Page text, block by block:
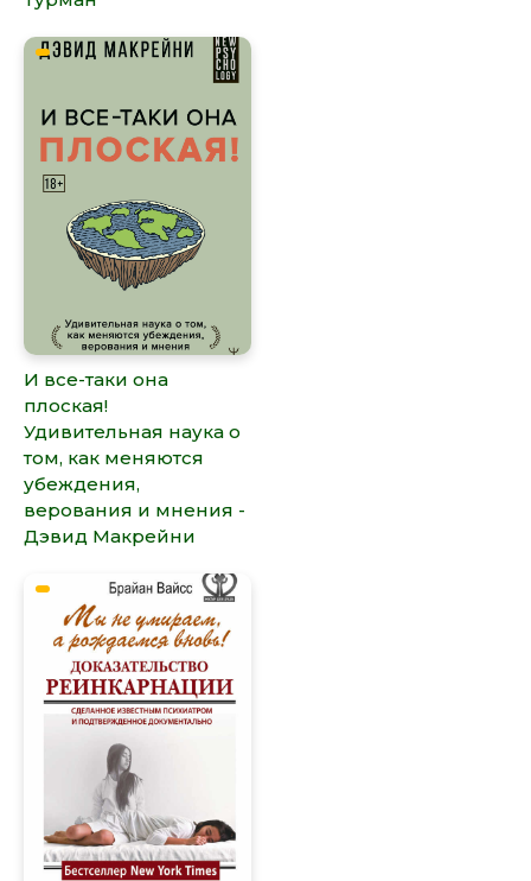
И все-таки она
плоская!
Удивительная наука о
том, как меняются
убеждения,
верования и мнения -
Дэвид Макрейни